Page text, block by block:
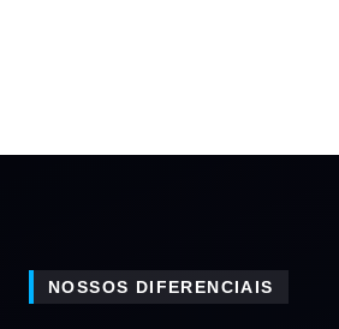
NOSSOS DIFERENCIAIS